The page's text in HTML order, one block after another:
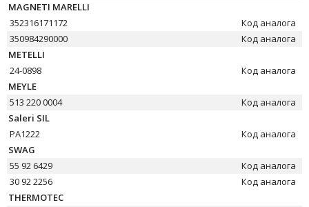
MAGNETI MARELLI
352316171172
Код аналога
350984290000
Код аналога
METELLI
24-0898
Код аналога
MEYLE
513 220 0004
Код аналога
Saleri SIL
PA1222
Код аналога
SWAG
55 92 6429
Код аналога
30 92 2256
Код аналога
THERMOTEC